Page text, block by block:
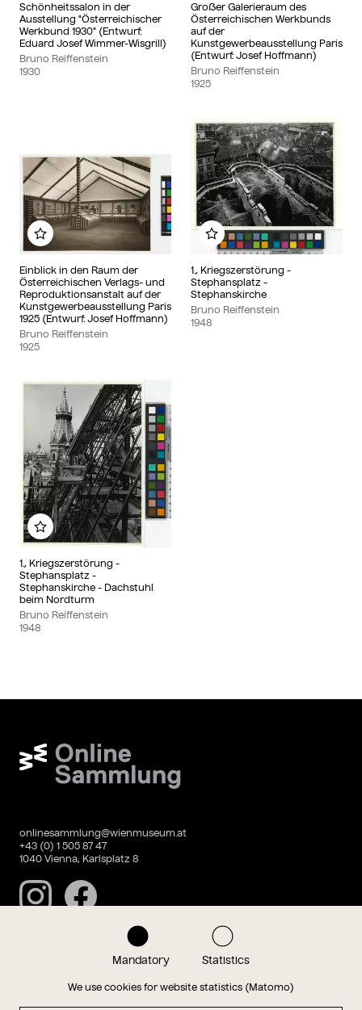
Mandatory Statistics
We use cookies for website statistics (Matomo)
Schönheitssalon in der
Ausstellung "Österreichischer
Werkbund 1930" (Entwurf:
Eduard Josef Wimmer-Wisgrill)
Bruno Reiffenstein
1930
Großer Galerieraum des
Österreichischen Werkbunds
auf der
Kunstgewerbeausstellung Paris
(Entwurf: Josef Hoffmann)
Bruno Reiffenstein
1925
Einblick in den Raum der
Österreichischen Verlags- und
Reproduktionsanstalt auf der
Kunstgewerbeausstellung Paris
1925 (Entwurf: Josef Hoffmann)
Bruno Reiffenstein
1925
Add to my album
1., Kriegszerstörung -
Stephansplatz -
Stephanskirche
Bruno Reiffenstein
1948
Add to my album
1., Kriegszerstörung -
Stephansplatz -
Stephanskirche - Dachstuhl
beim Nordturm
Bruno Reiffenstein
1948
Add to my album
Wien Museum Online Sammlung
onlinesammlung@wienmuseum.at
+43 (0) 1 505 87 47
1040 Vienna, Karlsplatz 8
InstagramFacebook
Imprint